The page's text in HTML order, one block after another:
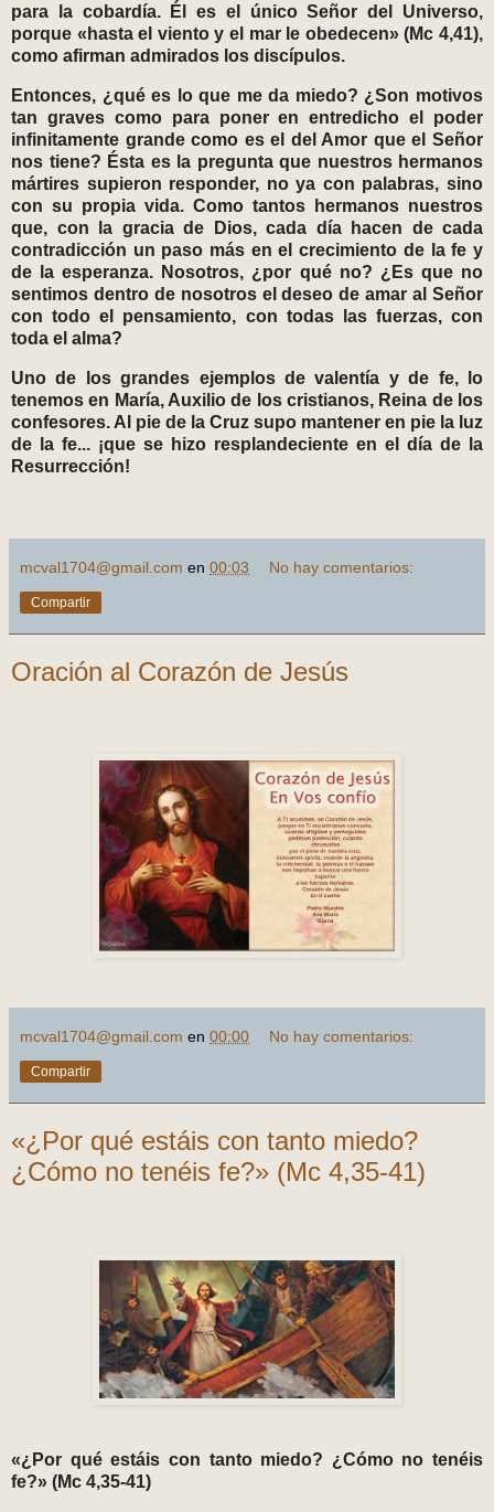
para la cobardía. Él es el único Señor del Universo,
porque «hasta el viento y el mar le obedecen» (Mc 4,41),
como afirman admirados los discípulos.
Entonces, ¿qué es lo que me da miedo? ¿Son motivos
tan graves como para poner en entredicho el poder
infinitamente grande como es el del Amor que el Señor
nos tiene? Ésta es la pregunta que nuestros hermanos
mártires supieron responder, no ya con palabras, sino
con su propia vida. Como tantos hermanos nuestros
que, con la gracia de Dios, cada día hacen de cada
contradicción un paso más en el crecimiento de la fe y
de la esperanza. Nosotros, ¿por qué no? ¿Es que no
sentimos dentro de nosotros el deseo de amar al Señor
con todo el pensamiento, con todas las fuerzas, con
toda el alma?
Uno de los grandes ejemplos de valentía y de fe, lo
tenemos en María, Auxilio de los cristianos, Reina de los
confesores. Al pie de la Cruz supo mantener en pie la luz
de la fe... ¡que se hizo resplandeciente en el día de la
Resurrección!
mcval1704@gmail.com en 00:03 No hay comentarios:
Compartir
Oración al Corazón de Jesús
mcval1704@gmail.com en 00:00 No hay comentarios:
Compartir
«¿Por qué estáis con tanto miedo?
¿Cómo no tenéis fe?» (Mc 4,35-41)
«¿Por qué estáis con tanto miedo? ¿Cómo no tenéis
fe?» (Mc 4,35-41)